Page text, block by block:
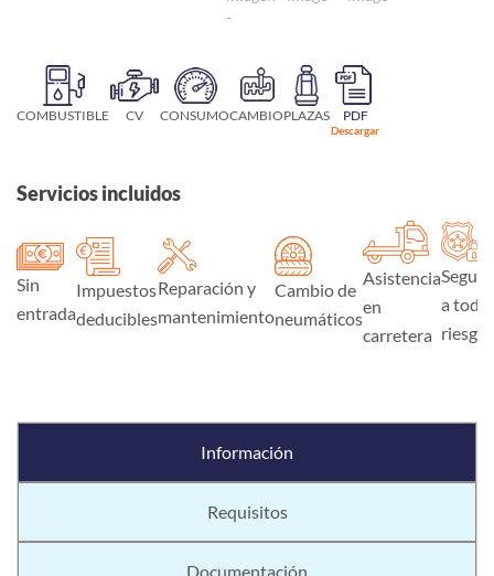
COMBUSTIBLE CV CONSUMOCAMBIOPLAZAS PDF
Descargar
Servicios incluidos
Sin
entrada
Impuestos
deducibles
Reparación y
mantenimiento
Cambio de
neumáticos
Asistencia
en
carretera
Seguro
a todo
riesgo
Información
Requisitos
Documentación